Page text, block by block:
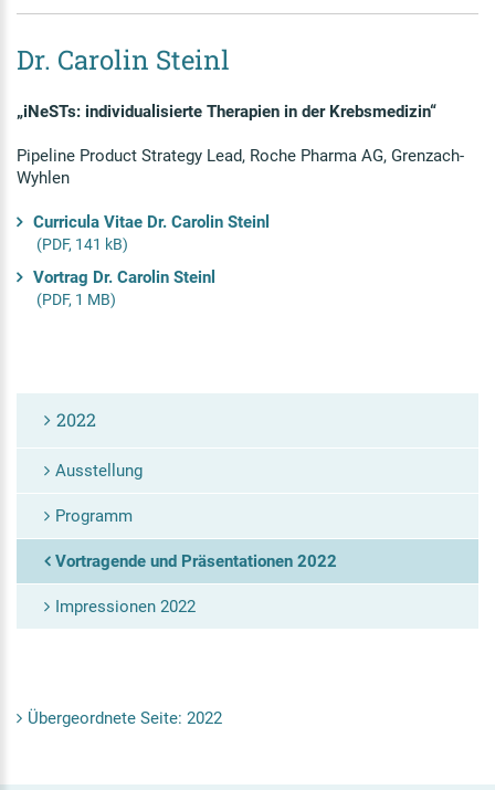
Dr. Carolin Steinl
„iNeSTs: individualisierte Therapien in der Krebsmedizin“
Pipeline Product Strategy Lead, Roche Pharma AG, Grenzach-
Wyhlen
Curricula Vitae Dr. Carolin Steinl
(PDF, 141 kB)
Vortrag Dr. Carolin Steinl
(PDF, 1 MB)
2022
Ausstellung
Programm
Vortragende und Präsentationen 2022
Impressionen 2022
Übergeordnete Seite: 2022